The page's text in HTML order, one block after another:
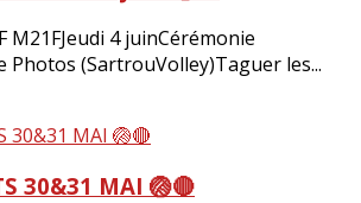
M21FJeudi 4 juinCérémonie
(SartrouVolley)Taguer les...
30&31 MAI 🏐🔴